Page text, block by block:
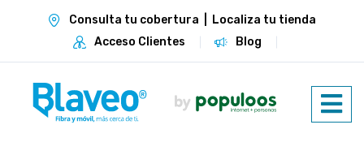
Consulta tu cobertura
Localiza tu tienda
Acceso Clientes
Blog